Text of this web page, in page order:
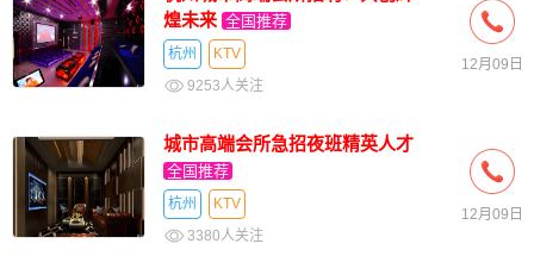
煌未来 全国推荐
杭州
KTV
9253人关注
12月09日
城市高端会所急招夜班精英人才
全国推荐
杭州
KTV
3380人关注
12月09日